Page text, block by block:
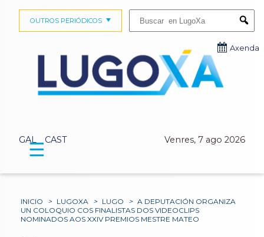
GAL CAST Venres, 7 ago 2026
OUTROS PERIÓDICOS
Axenda
☰
INICIO > LUGOXA > LUGO > A DEPUTACIÓN ORGANIZA
UN COLOQUIO COS FINALISTAS DOS VIDEOCLIPS
NOMINADOS AOS XXIV PREMIOS MESTRE MATEO